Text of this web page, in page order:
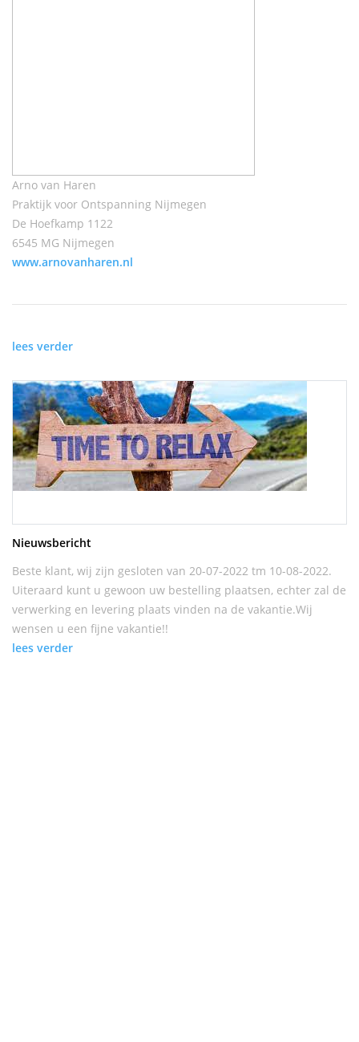
Arno van Haren
Praktijk voor Ontspanning Nijmegen
De Hoefkamp 1122
6545 MG Nijmegen
www.arnovanharen.nl
lees verder
Nieuwsbericht
Beste klant, wij zijn gesloten van 20-07-2022 tm 10-08-2022.
Uiteraard kunt u gewoon uw bestelling plaatsen, echter zal de
verwerking en levering plaats vinden na de vakantie.Wij
wensen u een fijne vakantie!!
lees verder